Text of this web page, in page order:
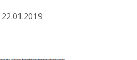
22.01.2019